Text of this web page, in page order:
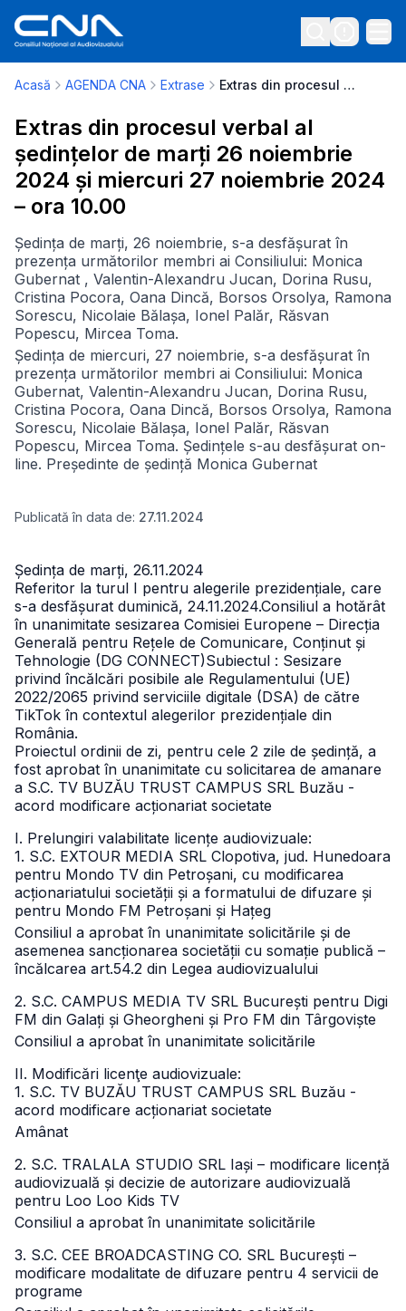
Acasă AGENDA CNA Extrase Extras din procesul verbal al ședințelor de marți 26 noiembrie 2024 și miercuri 27 noiembrie 2024 – ora 10.00
Extras din procesul verbal al
ședințelor de marți 26 noiembrie
2024 și miercuri 27 noiembrie 2024
– ora 10.00
Ședința de marți, 26 noiembrie, s-a desfășurat în
prezența următorilor membri ai Consiliului: Monica
Gubernat , Valentin-Alexandru Jucan, Dorina Rusu,
Cristina Pocora, Oana Dincă, Borsos Orsolya, Ramona
Sorescu, Nicolaie Bălașa, Ionel Palăr, Răsvan
Popescu, Mircea Toma.
Ședința de miercuri, 27 noiembrie, s-a desfășurat în
prezența următorilor membri ai Consiliului: Monica
Gubernat, Valentin-Alexandru Jucan, Dorina Rusu,
Cristina Pocora, Oana Dincă, Borsos Orsolya, Ramona
Sorescu, Nicolaie Bălașa, Ionel Palăr, Răsvan
Popescu, Mircea Toma. Ședințele s-au desfășurat on-
line. Președinte de ședință Monica Gubernat
Publicată în data de: 27.11.2024
Ședința de marți, 26.11.2024
Referitor la turul I pentru alegerile prezidențiale, care
s-a desfășurat duminică, 24.11.2024.Consiliul a hotărât
în unanimitate sesizarea Comisiei Europene – Direcția
Generală pentru Rețele de Comunicare, Conținut și
Tehnologie (DG CONNECT)Subiectul : Sesizare
privind încălcări posibile ale Regulamentului (UE)
2022/2065 privind serviciile digitale (DSA) de către
TikTok în contextul alegerilor prezidențiale din
România.
Proiectul ordinii de zi, pentru cele 2 zile de ședință, a
fost aprobat în unanimitate cu solicitarea de amanare
a S.C. TV BUZĂU TRUST CAMPUS SRL Buzău -
acord modificare acționariat societate
I. Prelungiri valabilitate licențe audiovizuale:
1. S.C. EXTOUR MEDIA SRL Clopotiva, jud. Hunedoara
pentru Mondo TV din Petroșani, cu modificarea
acționariatului societății și a formatului de difuzare și
pentru Mondo FM Petroșani și Hațeg
Consiliul a aprobat în unanimitate solicitările și de
asemenea sancționarea societății cu somație publică –
încălcarea art.54.2 din Legea audiovizualului
2. S.C. CAMPUS MEDIA TV SRL București pentru Digi
FM din Galați și Gheorgheni și Pro FM din Târgoviște
Consiliul a aprobat în unanimitate solicitările
II. Modificări licenţe audiovizuale:
1. S.C. TV BUZĂU TRUST CAMPUS SRL Buzău -
acord modificare acționariat societate
Amânat
2. S.C. TRALALA STUDIO SRL Iași – modificare licență
audiovizuală și decizie de autorizare audiovizuală
pentru Loo Loo Kids TV
Consiliul a aprobat în unanimitate solicitările
3. S.C. CEE BROADCASTING CO. SRL București –
modificare modalitate de difuzare pentru 4 servicii de
programe